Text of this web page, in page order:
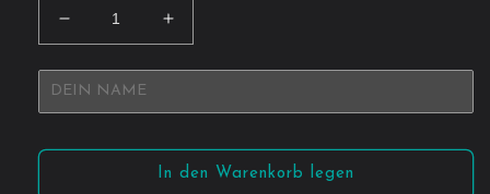
Verringere
die
Menge
für
T-
Erhöhe
die
Menge
T-
Herren
In den Warenkorb legen